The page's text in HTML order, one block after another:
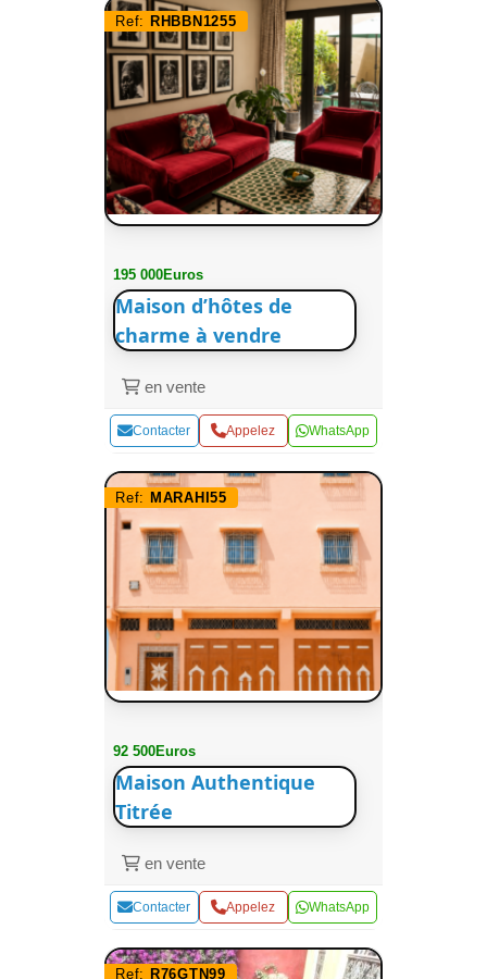
Ref: RHBBN1255
195 000Euros
Maison d’hôtes de
charme à vendre
en vente
Contacter Appelez WhatsApp
Ref: MARAHI55
92 500Euros
Maison Authentique
Titrée
en vente
Contacter Appelez WhatsApp
Ref: R76GTN99